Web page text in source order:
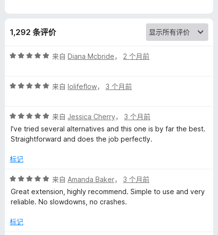
k
e
y
猴
的
评
5
1,292 条评价
评
/
来自 Diana Mcbride， 2 个月前
评
/
5
来自 lolifeflow， 3 个月前
评
分
5
5
来自 Jessica Cherry， 3 个月前
I've tried several alternatives and this one is by far the best.
Straightforward and does the job perfectly.
标记
评
分
5
5
来自 Amanda Baker， 3 个月前
Great extension, highly recommend. Simple to use and very
reliable. No slowdowns, no crashes.
标记